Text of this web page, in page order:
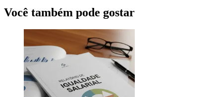
Você também pode gostar